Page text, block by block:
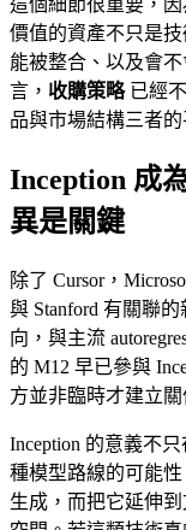
價值的資產不只是
能被整合、以及會
言， 收購策略已經
品與市場結構三者的
Inception 成
異是關鍵
除了 Cursor，
與 Stanford 有關聯
向，與主流
的 M12 早已參與
方並非臨時才建立
Inception 的意義不
種模型路線的可能
生成，而把它延伸